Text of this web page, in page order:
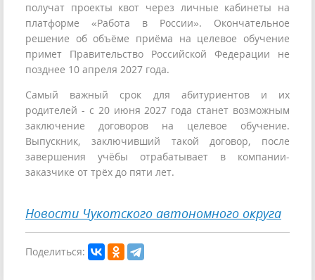
получат проекты квот через личные кабинеты на
платформе «Работа в России». Окончательное
решение об объёме приёма на целевое обучение
примет Правительство Российской Федерации не
позднее 10 апреля 2027 года.
Самый важный срок для абитуриентов и их
родителей - с 20 июня 2027 года станет возможным
заключение договоров на целевое обучение.
Выпускник, заключивший такой договор, после
завершения учёбы отрабатывает в компании-
заказчике от трёх до пяти лет.
Новости Чукотского автономного округа
Поделиться: